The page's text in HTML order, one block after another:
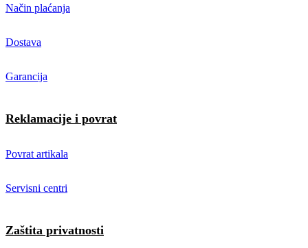
Način plaćanja
Dostava
Garancija
Reklamacije i povrat
Povrat artikala
Servisni centri
Zaštita privatnosti